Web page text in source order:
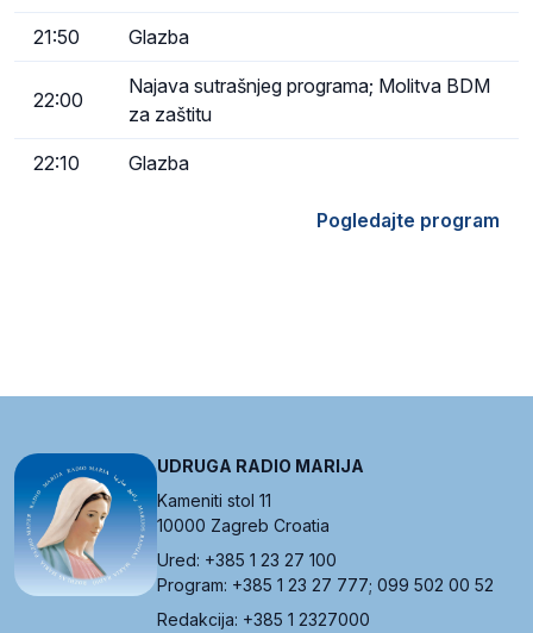
21:50 Glazba
22:00
Najava sutrašnjeg programa; Molitva BDM
za zaštitu
22:10 Glazba
Pogledajte program
UDRUGA RADIO MARIJA
Kameniti stol 11
10000 Zagreb Croatia
Ured: +385 1 23 27 100
Program: +385 1 23 27 777; 099 502 00 52
Redakcija: +385 1 2327000